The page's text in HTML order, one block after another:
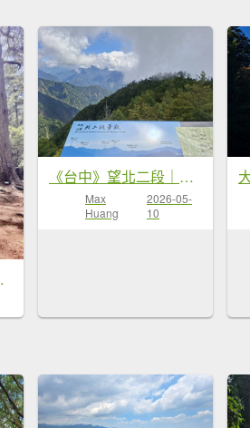
2
《台中》望北二段｜大雪山埡口觀景台步道及森林浴20260507
Max
Huang
2026-05-
10